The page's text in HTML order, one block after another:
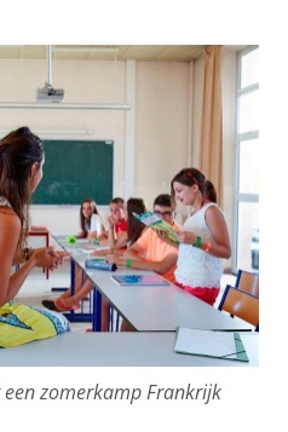
zomerkamp Frankrijk